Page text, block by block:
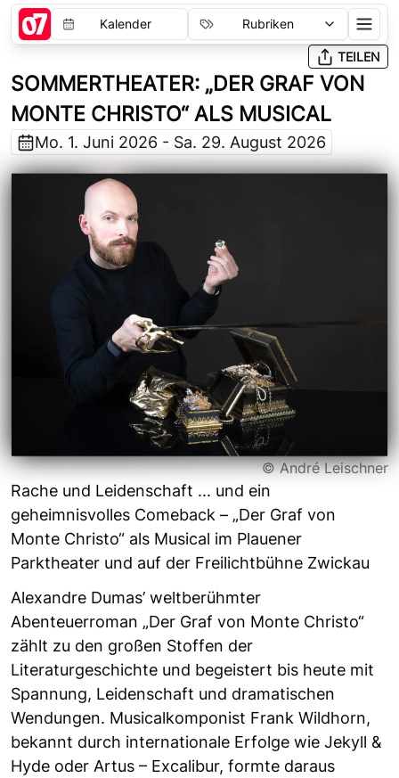
Kalender Rubriken
TEILEN
SOMMERTHEATER: „DER GRAF VON
MONTE CHRISTO“ ALS MUSICAL
Mo. 1. Juni 2026 - Sa. 29. August 2026
© André Leischner
Rache und Leidenschaft ... und ein
geheimnisvolles Comeback – „Der Graf von
Monte Christo“ als Musical im Plauener
Parktheater und auf der Freilichtbühne Zwickau
Alexandre Dumas’ weltberühmter
Abenteuerroman „Der Graf von Monte Christo“
zählt zu den großen Stoffen der
Literaturgeschichte und begeistert bis heute mit
Spannung, Leidenschaft und dramatischen
Wendungen. Musicalkomponist Frank Wildhorn,
bekannt durch internationale Erfolge wie Jekyll &
Hyde oder Artus – Excalibur, formte daraus